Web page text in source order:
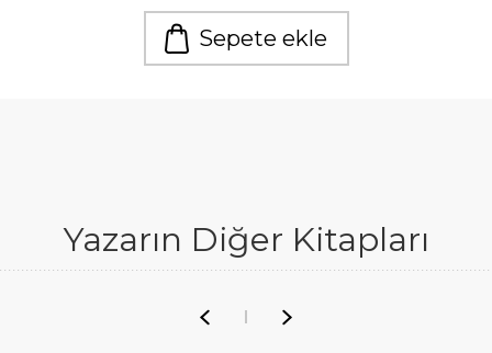
Sepete ekle
Yazarın Diğer Kitapları